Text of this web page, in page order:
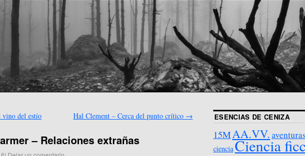
del estío Hal Clement – Cerca del punto crítico →
– Relaciones extrañas
ESENCIAS DE CENIZA
15MAA.VV.
cienciaCiencia